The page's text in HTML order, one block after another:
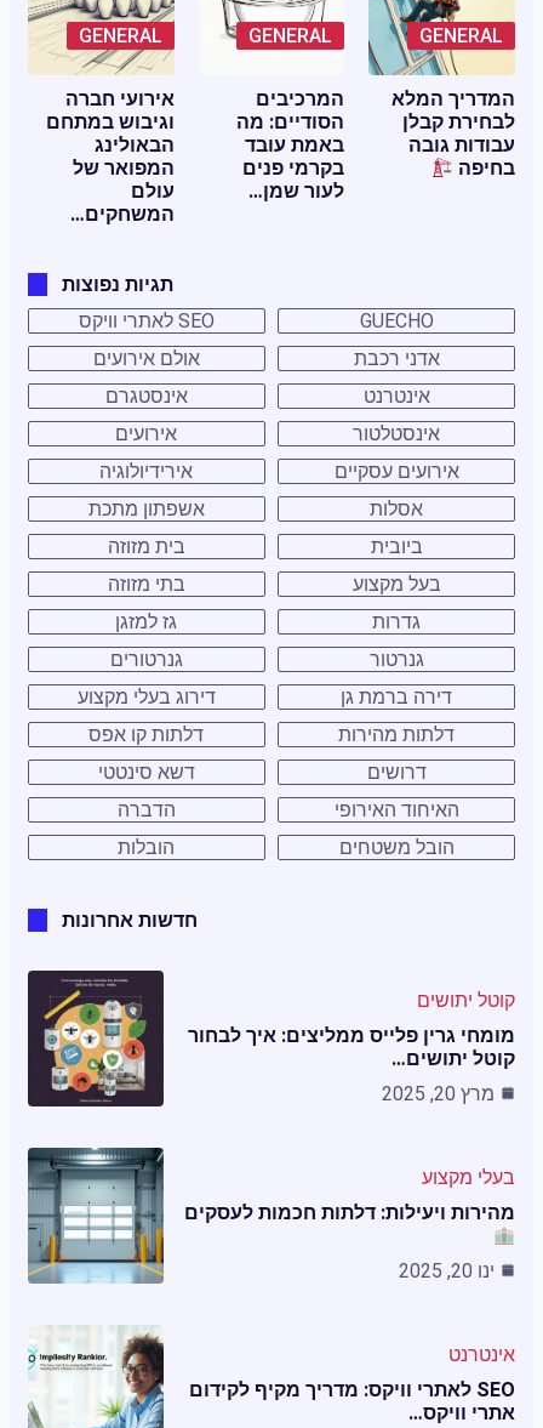
GENERAL
המדריך המלא
לבחירת קבלן
עבודות גובה
בחיפה
GENERAL
המרכיבים
הסודיים: מה
באמת עובד
בקרמי פנים
לעור שמן…
GENERAL
אירועי חברה
וגיבוש במתחם
הבאולינג
המפואר של
עולם
המשחקים…
תגיות נפוצות
GUECHO
SEO לאתרי וויקס
אדני רכבת
אולם אירועים
אינטרנט
אינסטגרם
אינסטלטור
אירועים
אירועים עסקיים
אירידיולוגיה
אסלות
אשפתון מתכת
ביובית
בית מזוזה
בעל מקצוע
בתי מזוזה
גדרות
גז למזגן
גנרטור
גנרטורים
דירה ברמת גן
דירוג בעלי מקצוע
דלתות מהירות
דלתות קו אפס
דרושים
דשא סינטטי
האיחוד האירופי
הדברה
הובל משטחים
הובלות
חדשות אחרונות
קוטל יתושים
מומחי גרין פלייס ממליצים: איך לבחור
קוטל יתושים…
מרץ 20, 2025
בעלי מקצוע
מהירות ויעילות: דלתות חכמות לעסקים
ינו 20, 2025
אינטרנט
SEO לאתרי וויקס: מדריך מקיף לקידום
אתרי וויקס…